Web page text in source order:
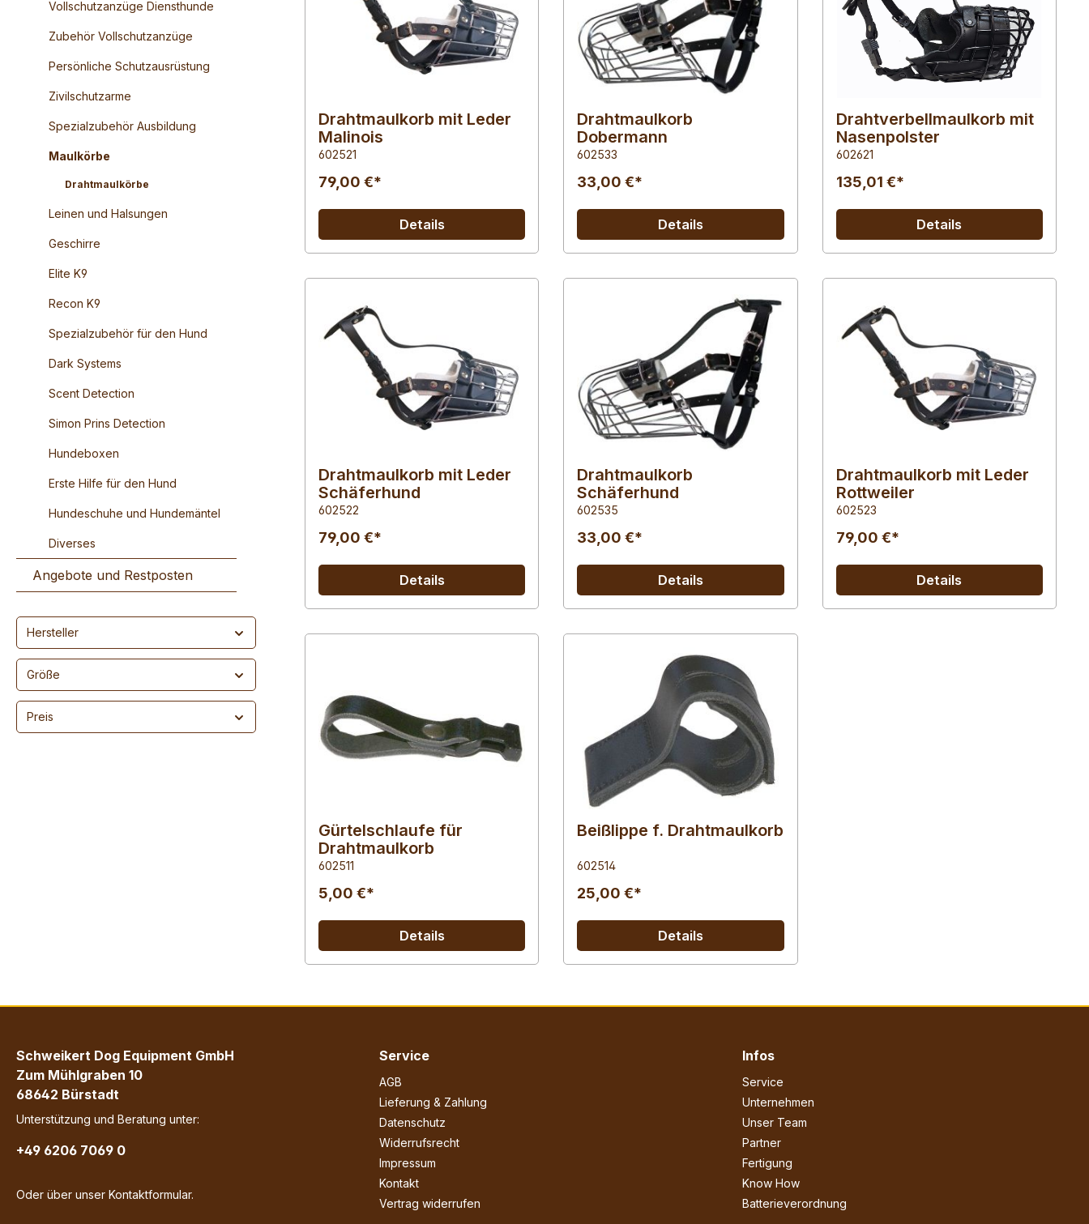
Vollschutzanzüge Diensthunde
Zubehör Vollschutzanzüge
Persönliche Schutzausrüstung
Zivilschutzarme
Spezialzubehör Ausbildung
Maulkörbe
Drahtmaulkörbe
Leinen und Halsungen
Geschirre
Elite K9
Recon K9
Spezialzubehör für den Hund
Dark Systems
Scent Detection
Simon Prins Detection
Hundeboxen
Erste Hilfe für den Hund
Hundeschuhe und Hundemäntel
Diverses
Angebote und Restposten
Hersteller
Größe
Preis
Drahtmaulkorb mit Leder
Malinois
602521
79,00 €*
Details
Drahtmaulkorb
Dobermann
602533
33,00 €*
Details
Drahtverbellmaulkorb mit
Nasenpolster
602621
135,01 €*
Details
Drahtmaulkorb mit Leder
Schäferhund
602522
79,00 €*
Details
Drahtmaulkorb
Schäferhund
602535
33,00 €*
Details
Drahtmaulkorb mit Leder
Rottweiler
602523
79,00 €*
Details
Gürtelschlaufe für
Drahtmaulkorb
602511
5,00 €*
Details
Beißlippe f. Drahtmaulkorb
602514
25,00 €*
Details
Schweikert Dog Equipment GmbH
Zum Mühlgraben 10
68642 Bürstadt
Unterstützung und Beratung unter:
+49 6206 7069 0
Oder über unser Kontaktformular.
Service
AGB
Lieferung & Zahlung
Datenschutz
Widerrufsrecht
Impressum
Kontakt
Vertrag widerrufen
Infos
Service
Unternehmen
Unser Team
Partner
Fertigung
Know How
Batterieverordnung